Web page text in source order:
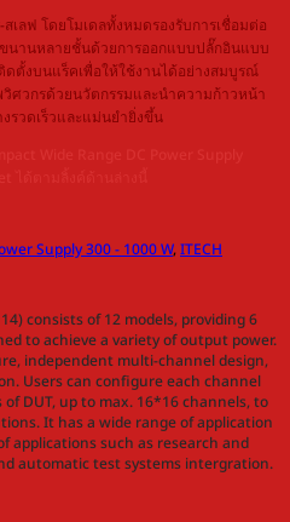
ลฟ โดยโมเดลทั้งหมดรองรับการเชื่อมต่อ
นานหลายชั้นด้วยการออกแบบปลั๊กอินแบบ
ดตั้งบนแร็คเพื่อให้ใช้งานได้อย่างสมบูรณ์
ศวกรด้วยนวัตกรรมและนำความก้าวหน้า
รวดเร็วและแม่นยำยิ่งขึ้น
Supply 300 - 1000 W,ITECH
consists of 12 models, providing 6
to achieve a variety of output power.
independent multi-channel design,
Users can configure each channel
DUT, up to max. 16*16 channels, to
It has a wide range of application
applications such as research and
automatic test systems intergration.